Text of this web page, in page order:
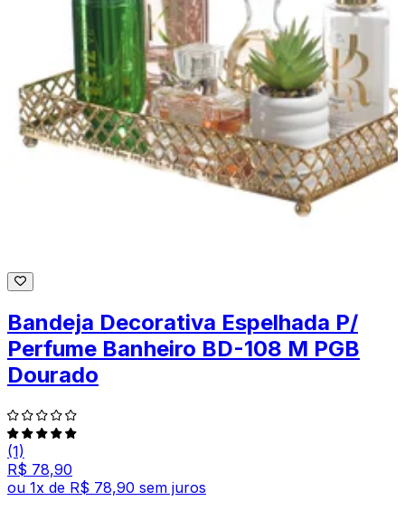
Bandeja Decorativa Espelhada P/
Perfume Banheiro BD-108 M PGB
Dourado
(1)
R$ 78,90
ou 1x de R$ 78,90 sem juros